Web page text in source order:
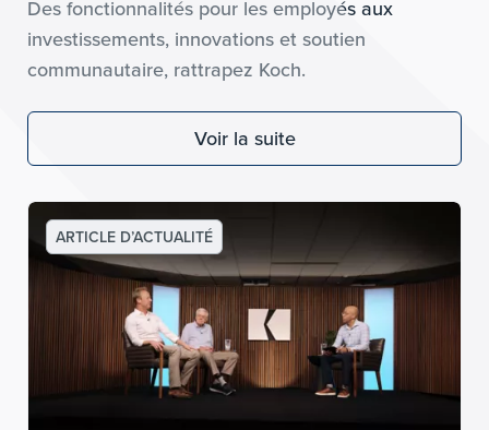
Des fonctionnalités pour les employés aux
investissements, innovations et soutien
communautaire, rattrapez Koch.
Voir la suite
ARTICLE D’ACTUALITÉ